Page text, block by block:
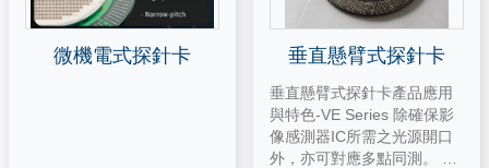
微機電式探針卡 垂直懸臂式探針卡
垂直懸臂式探針卡產品應用
與特色-VE Series 除確保影
像感測器IC所需之光源開口
外，亦可對應多點同測。 VE